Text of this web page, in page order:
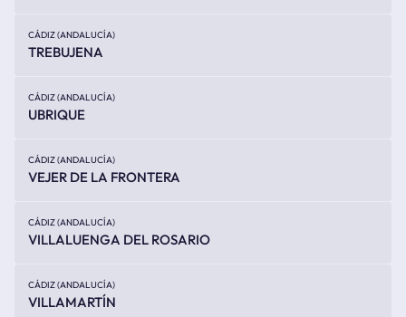
CÁDIZ (ANDALUCÍA)
TREBUJENA
CÁDIZ (ANDALUCÍA)
UBRIQUE
CÁDIZ (ANDALUCÍA)
VEJER DE LA FRONTERA
CÁDIZ (ANDALUCÍA)
VILLALUENGA DEL ROSARIO
CÁDIZ (ANDALUCÍA)
VILLAMARTÍN